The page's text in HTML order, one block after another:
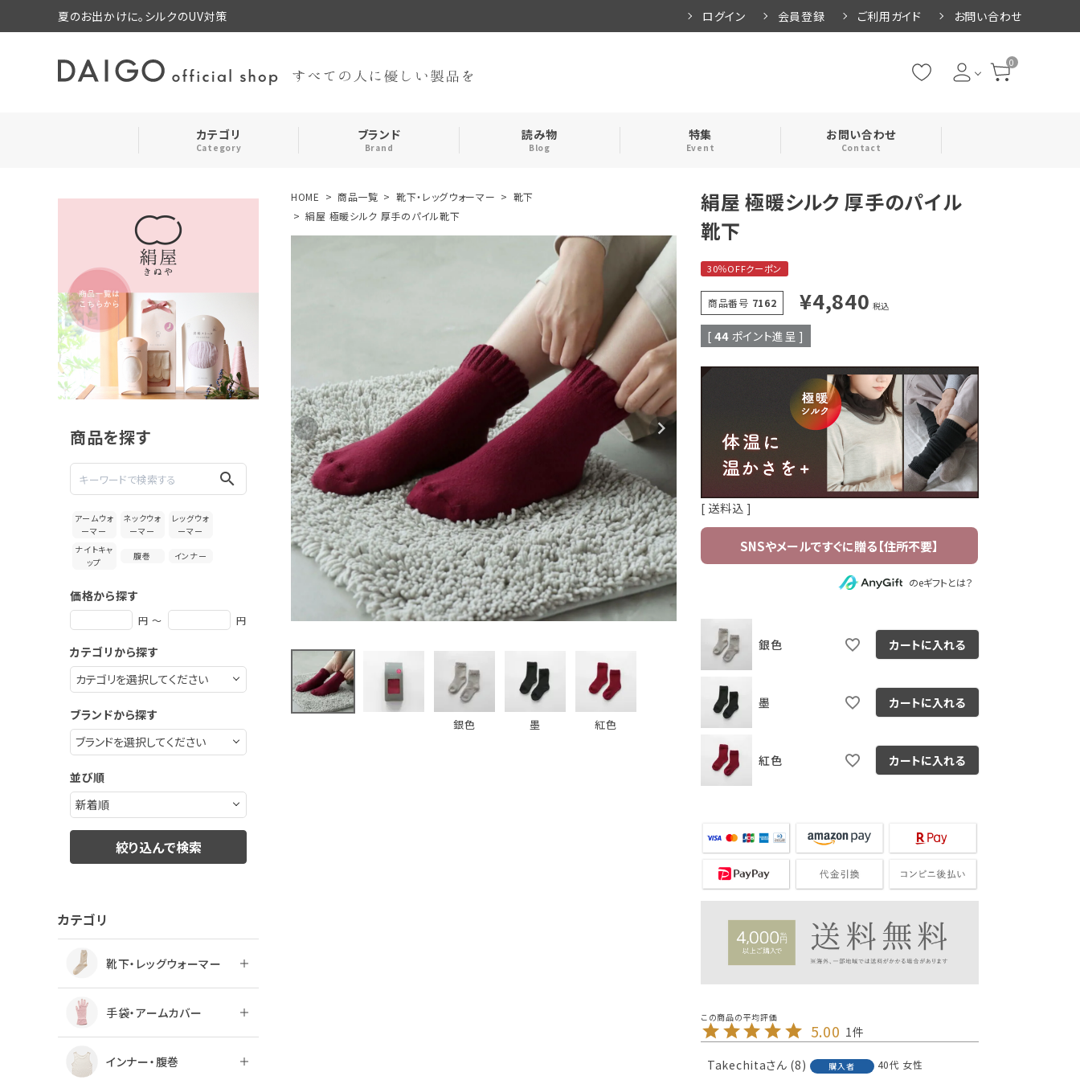
夏のお出かけに。シルクのUV対策 ログイン 会員登録 ご利用ガイド お問い合わせ
0
カテゴリ
Category
靴下・レッグウォーマー 手袋・アームカバー インナー・腹巻
コスメ・その他 キッズ
ブランド
Brand
読み物
Blog
特集
Event
お問い合わせ
Contact
search
お気に入り
カテゴリーから探す
商品を探す
search
アームウォ
ーマー
ネックウォ
ーマー
レッグウォ
ーマー
ナイトキャ
ップ
腹巻 インナー
価格から探す
円 ～ 円
カテゴリから探す
ブランドから探す
並び順
絞り込んで検索
カテゴリ
靴下・レッグウォーマー
手袋・アームカバー
インナー・腹巻
HOME 商品一覧 靴下・レッグウォーマー
靴下
絹屋 極暖シルク 厚手のパイル靴下
銀色 墨 紅色
絹屋 極暖シルク 厚手のパイル
靴下
30％OFFクーポン
商品番号 7162 ¥4,840 税込
[ 44 ポイント進呈 ]
送料込
のeギフトとは？
銀色 カートに入れる
墨 カートに入れる
紅色 カートに入れる
5.00 1
Takechita 8 購入者 40代 女性